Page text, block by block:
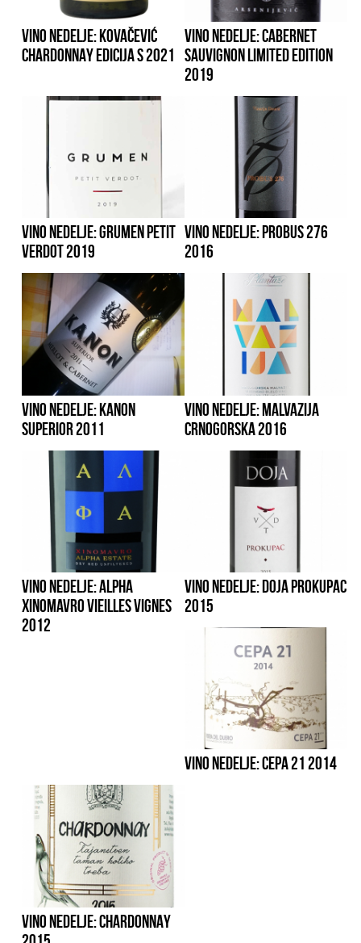
VINO NEDELJE: KOVAČEVIĆ
CHARDONNAY EDICIJA S 2021
VINO NEDELJE: CABERNET
SAUVIGNON LIMITED EDITION
2019
VINO NEDELJE: GRUMEN PETIT
VERDOT 2019
VINO NEDELJE: PROBUS 276
2016
VINO NEDELJE: KANON
SUPERIOR 2011
VINO NEDELJE: MALVAZIJA
CRNOGORSKA 2016
VINO NEDELJE: ALPHA
XINOMAVRO VIEILLES VIGNES
2012
VINO NEDELJE: DOJA PROKUPAC
2015
VINO NEDELJE: CEPA 21 2014
VINO NEDELJE: CHARDONNAY